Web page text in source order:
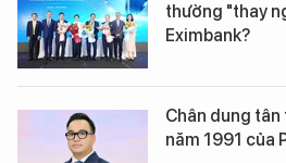
thường "thay
Eximbank?
Chân dung
năm 1991 của